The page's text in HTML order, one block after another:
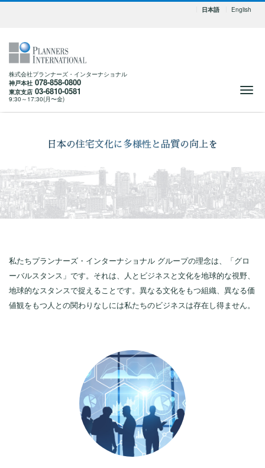
日本語 English
株式会社プランナーズ・インターナショナル
神戸本社 078-858-0800
東京支店 03-6810-0581
9:30～17:30(月〜金)
日本の住宅文化に多様性と品質の向上を
私たちプランナーズ・インターナショナル グループの理念は、「グロ
ーバルスタンス」です。それは、人とビジネスと文化を地球的な視野、
地球的なスタンスで捉えることです。異なる文化をもつ組織、異なる価
値観をもつ人との関わりなしには私たちのビジネスは存在し得ません。